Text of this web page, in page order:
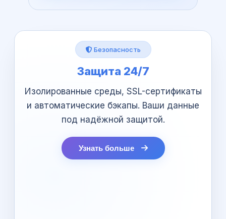
Безопасность
Защита 24/7
Изолированные среды, SSL-сертификаты
и автоматические бэкапы. Ваши данные
под надёжной защитой.
Узнать больше